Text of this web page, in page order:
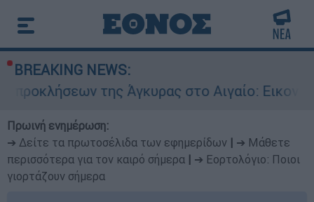
BREAKING NEWS:
Άγκυρας στο Αιγαίο: Εικονική αερομαχία
Πρωινή ενημέρωση:
➔ Δείτε τα πρωτοσέλιδα των εφημερίδων
➔ Μάθετε
περισσότερα για τον καιρό σήμερα
➔ Εορτολόγιο: Ποιοι
γιορτάζουν σήμερα